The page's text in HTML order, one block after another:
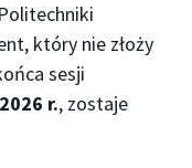
który nie złoży
sesji
r., zostaje